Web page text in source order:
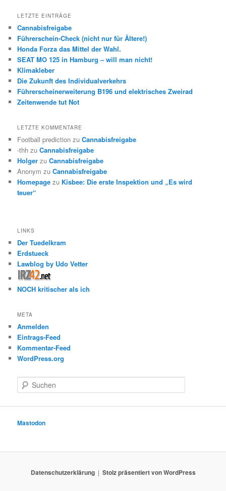
LETZTE EINTRÄGE
Cannabisfreigabe
Führerschein-Check (nicht nur für Ältere!)
Honda Forza das Mittel der Wahl.
SEAT MO 125 in Hamburg – will man nicht!
Klimakleber
Die Zukunft des Individualverkehrs
Führerscheinerweiterung B196 und elektrisches Zweirad
Zeitenwende tut Not
LETZTE KOMMENTARE
Football prediction zuCannabisfreigabe
-thh zuCannabisfreigabe
Holger zuCannabisfreigabe
Anonym zuCannabisfreigabe
Homepage zu Kisbee: Die erste Inspektion und „Es wird
teuer“
LINKS
Der Tuedelkram
Erdstueck
Lawblog by Udo Vetter
NOCH kritischer als ich
META
Anmelden
Eintrags-Feed
Kommentar-Feed
WordPress.org
u
e
Mastodon
Datenschutzerklärung Stolz präsentiert von WordPress